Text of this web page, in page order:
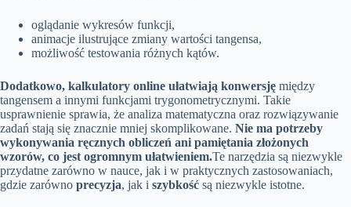
oglądanie wykresów funkcji,
animacje ilustrujące zmiany wartości tangensa,
możliwość testowania różnych kątów.
Dodatkowo, kalkulatory online ułatwiają konwersję między
tangensem a innymi funkcjami trygonometrycznymi. Takie
usprawnienie sprawia, że analiza matematyczna oraz rozwiązywanie
zadań stają się znacznie mniej skomplikowane. Nie ma potrzeby
wykonywania ręcznych obliczeń ani pamiętania złożonych
wzorów, co jest ogromnym ułatwieniem.Te narzędzia są niezwykle
przydatne zarówno w nauce, jak i w praktycznych zastosowaniach,
gdzie zarówno precyzja, jak i szybkość są niezwykle istotne.